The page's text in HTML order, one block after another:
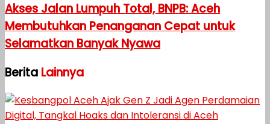
Akses Jalan Lumpuh Total, BNPB: Aceh
Membutuhkan Penanganan Cepat untuk
Selamatkan Banyak Nyawa
Berita Lainnya